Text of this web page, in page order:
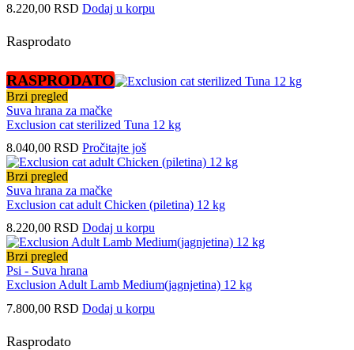
8.220,00 RSD Dodaj u korpu
Rasprodato
RASPRODATO
Brzi pregled
Suva hrana za mačke
Exclusion cat sterilized Tuna 12 kg
8.040,00 RSD Pročitajte još
Brzi pregled
Suva hrana za mačke
Exclusion cat adult Chicken (piletina) 12 kg
8.220,00 RSD Dodaj u korpu
Brzi pregled
Psi - Suva hrana
Exclusion Adult Lamb Medium(jagnjetina) 12 kg
7.800,00 RSD Dodaj u korpu
Rasprodato